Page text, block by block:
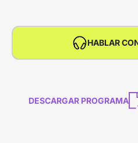
HABLAR
DESCARGAR PROGRAMA